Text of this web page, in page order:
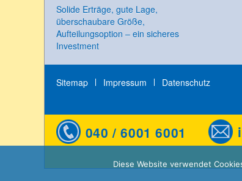
Solide Erträge, gute Lage,
überschaubare Größe,
Aufteilungsoption – ein sicheres
Investment
Sitemap Impressum Datenschutz
040 / 6001 6001
Diese Website verwendet